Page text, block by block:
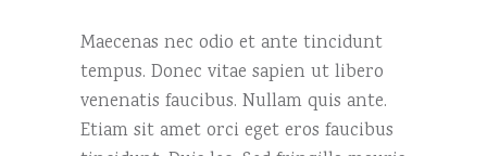
Maecenas nec odio et ante tincidunt
tempus. Donec vitae sapien ut libero
venenatis faucibus. Nullam quis ante.
Etiam sit amet orci eget eros faucibus